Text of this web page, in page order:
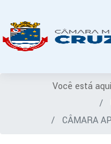
Você está
CÂMARA